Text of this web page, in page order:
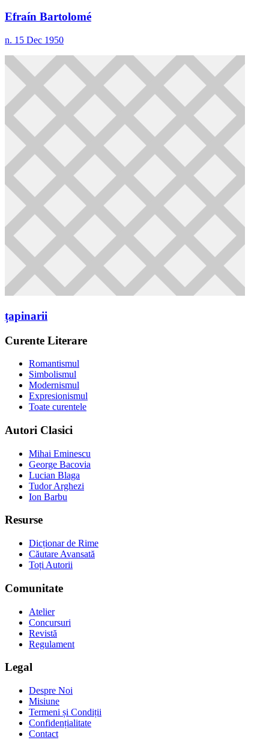
Efraín Bartolomé
n. 15 Dec 1950
țapinarii
Curente Literare
Romantismul
Simbolismul
Modernismul
Expresionismul
Toate curentele
Autori Clasici
Mihai Eminescu
George Bacovia
Lucian Blaga
Tudor Arghezi
Ion Barbu
Resurse
Dicționar de Rime
Căutare Avansată
Toți Autorii
Comunitate
Atelier
Concursuri
Revistă
Regulament
Legal
Despre Noi
Misiune
Termeni și Condiții
Confidențialitate
Contact